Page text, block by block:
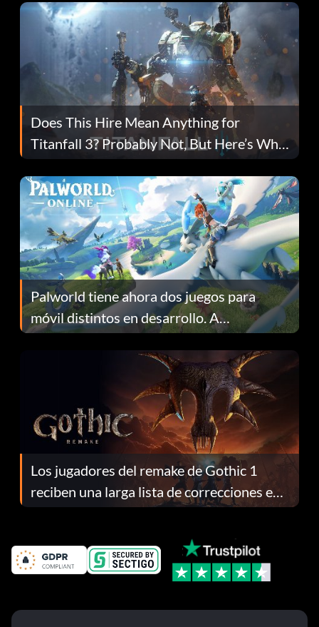
Does This Hire Mean Anything for
Titanfall 3? Probably Not, But Here’s Why
Fans Are Hopeful
Palworld tiene ahora dos juegos para
móvil distintos en desarrollo. A
continuación te explicamos por qué.
Los jugadores del remake de Gothic 1
reciben una larga lista de correcciones en
el parche 1.0.4